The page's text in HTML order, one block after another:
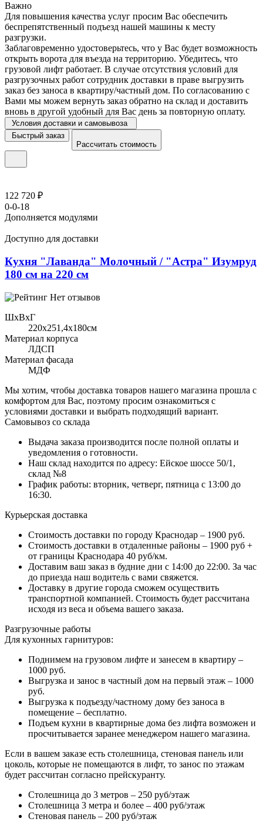
Важно
Для повышения качества услуг просим Вас обеспечить
беспрепятственный подъезд нашей машины к месту
разгрузки.
Заблаговременно удостоверьтесь, что у Вас будет возможность
открыть ворота для въезда на территорию. Убедитесь, что
грузовой лифт работает. В случае отсутствия условий для
разгрузочных работ сотрудник доставки в праве выгрузить
заказ без заноса в квартиру/частный дом. По согласованию с
Вами мы можем вернуть заказ обратно на склад и доставить
вновь в другой удобный для Вас день за повторную оплату.
Условия доставки и самовывоза
Быстрый заказ
Рассчитать стоимость
122 720 ₽
0-0-18
Дополняется модулями
Доступно для доставки
Кухня "Лаванда" Молочный / "Астра" Изумруд
180 см на 220 см
Нет отзывов
ШхВхГ
220x251,4х180см
Материал корпуса
ЛДСП
Материал фасада
МДФ
Мы хотим, чтобы доставка товаров нашего магазина прошла с
комфортом для Вас, поэтому просим ознакомиться с
условиями доставки и выбрать подходящий вариант.
Самовывоз со склада
Выдача заказа производится после полной оплаты и
уведомления о готовности.
Наш склад находится по адресу: Ейское шоссе 50/1,
склад №8
График работы: вторник, четверг, пятница с 13:00 до
16:30.
Курьерская доставка
Стоимость доставки по городу Краснодар – 1900 руб.
Стоимость доставки в отдаленные районы – 1900 руб +
от границы Краснодара 40 руб/км.
Доставим ваш заказ в будние дни с 14:00 до 22:00. За час
до приезда наш водитель с вами свяжется.
Доставку в другие города сможем осуществить
транспортной компанией. Стоимость будет рассчитана
исходя из веса и объема вашего заказа.
Разгрузочные работы
Для кухонных гарнитуров:
Поднимем на грузовом лифте и занесем в квартиру –
1000 руб.
Выгрузка и занос в частный дом на первый этаж – 1000
руб.
Выгрузка к подъезду/частному дому без заноса в
помещение – бесплатно.
Подъем кухни в квартирные дома без лифта возможен и
просчитывается заранее менеджером нашего магазина.
Если в вашем заказе есть столешница, стеновая панель или
цоколь, которые не помещаются в лифт, то занос по этажам
будет рассчитан согласно прейскуранту.
Столешница до 3 метров – 250 руб/этаж
Столешница 3 метра и более – 400 руб/этаж
Стеновая панель – 200 руб/этаж